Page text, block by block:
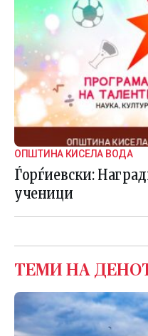
ОПШТИНА КИСЕЛА ВОДА
Ѓорѓиевски:
ученици
ТЕМИ НА